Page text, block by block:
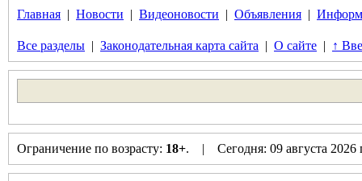
Главная | Новости | Видеоновости | Объявления |
Все разделы | Законодательная карта сайта | О сайте | ↑
Ограничение по возрасту: 18+. | Сегодня: 09 августа